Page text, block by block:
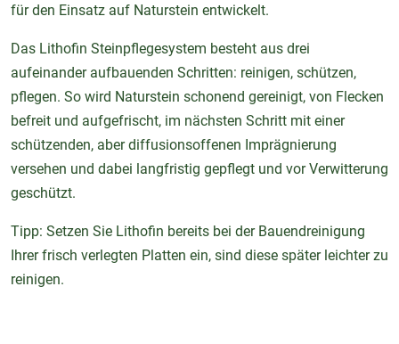
für den Einsatz auf Naturstein entwickelt.
Das Lithofin Steinpflegesystem besteht aus drei
aufeinander aufbauenden Schritten: reinigen, schützen,
pflegen. So wird Naturstein schonend gereinigt, von Flecken
befreit und aufgefrischt, im nächsten Schritt mit einer
schützenden, aber diffusionsoffenen Imprägnierung
versehen und dabei langfristig gepflegt und vor Verwitterung
geschützt.
Tipp: Setzen Sie Lithofin bereits bei der Bauendreinigung
Ihrer frisch verlegten Platten ein, sind diese später leichter zu
reinigen.